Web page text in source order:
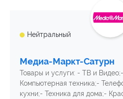
Нейтральный
Медиа-Маркт-Сатурн
Товары и услуги: - ТВ и
Компьютерная техника;-
кухни;- Техника для дома;-